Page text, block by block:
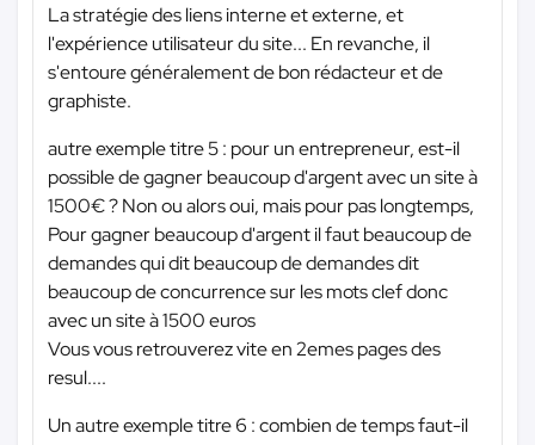
La stratégie des liens interne et externe, et
l'expérience utilisateur du site... En revanche, il
s'entoure généralement de bon rédacteur et de
graphiste.
autre exemple titre 5 : pour un entrepreneur, est-il
possible de gagner beaucoup d'argent avec un site à
1500€ ? Non ou alors oui, mais pour pas longtemps,
Pour gagner beaucoup d'argent il faut beaucoup de
demandes qui dit beaucoup de demandes dit
beaucoup de concurrence sur les mots clef donc
avec un site à 1500 euros
Vous vous retrouverez vite en 2emes pages des
resul....
Un autre exemple titre 6 : combien de temps faut-il